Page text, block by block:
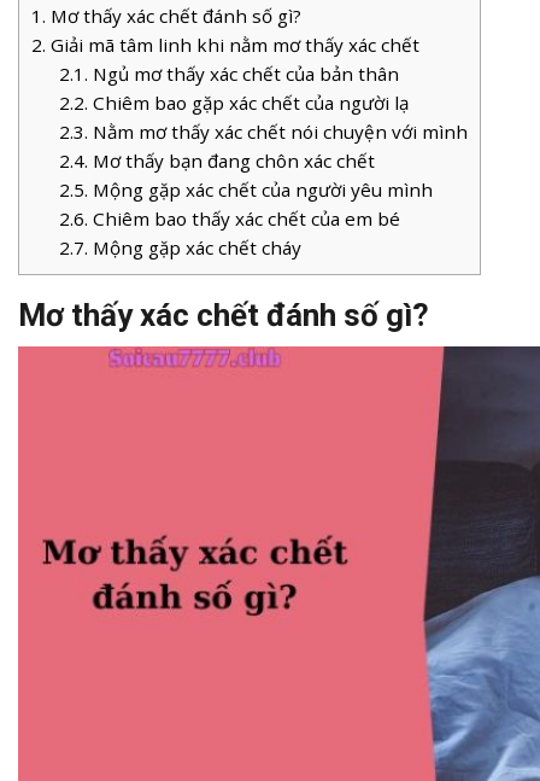
1. Mơ thấy xác chết đánh số gì?
2. Giải mã tâm linh khi nằm mơ thấy xác chết
2.1. Ngủ mơ thấy xác chết của bản thân
2.2. Chiêm bao gặp xác chết của người lạ
2.3. Nằm mơ thấy xác chết nói chuyện với mình
2.4. Mơ thấy bạn đang chôn xác chết
2.5. Mộng gặp xác chết của người yêu mình
2.6. Chiêm bao thấy xác chết của em bé
2.7. Mộng gặp xác chết cháy
Mơ thấy xác chết đánh số gì?